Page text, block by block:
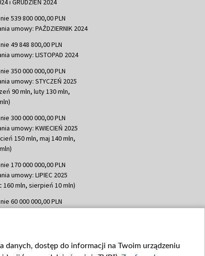
i GRUDZIEŃ 2024
539 800 000,00 PLN
umowy: PAŹDZIERNIK 2024
49 848 800,00 PLN
umowy: LISTOPAD 2024
350 000 000,00 PLN
umowy: STYCZEŃ 2025
90 mln, luty 130 mln,
300 000 000,00 PLN
umowy: KWIECIEŃ 2025
150 mln, maj 140 mln,
170 000 000,00 PLN
umowy: LIPIEC 2025
160 mln, sierpień 10 mln)
60 000 000,00 PLN
umowy: WRZESIEŃ 2025
danych, dostęp do informacji na Twoim urządzeniu